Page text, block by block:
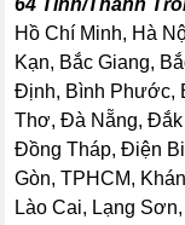
64 Tỉnh/Thành
Hồ Chí Minh, Hà
Kạn, Bắc Giang,
Định, Bình Phước,
Thơ, Đà Nẵng,
Đồng Tháp, Điện
Gòn, TPHCM,
Lào Cai, Lạng